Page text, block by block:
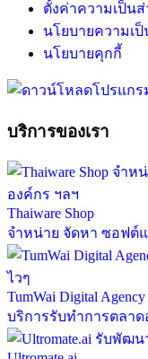
ตั้งค่าความเป็น
นโยบายความเ
นโยบายคุกกี้
บริการของเรา
Thaiware Shop
จำหน่าย จัดหา ซอฟต์
TumWai Digital Agency
บริการรับทำการตลา